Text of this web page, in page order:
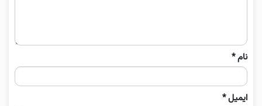
نام*
ایمیل*